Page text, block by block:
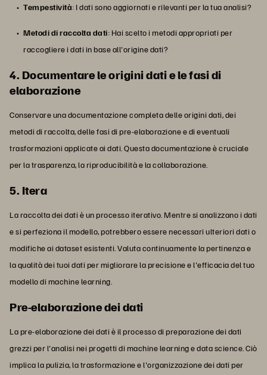
Tempestività: I dati sono aggiornati e rilevanti per la tua analisi?
Metodi di raccolta dati: Hai scelto i metodi appropriati per
raccogliere i dati in base all'origine dati?
4. Documentare le origini dati e le fasi di
elaborazione
Conservare una documentazione completa delle origini dati, dei
metodi di raccolta, delle fasi di pre-elaborazione e di eventuali
trasformazioni applicate ai dati. Questa documentazione è cruciale
per la trasparenza, la riproducibilità e la collaborazione.
5. Itera
La raccolta dei dati è un processo iterativo. Mentre si analizzano i dati
e si perfeziona il modello, potrebbero essere necessari ulteriori dati o
modifiche ai dataset esistenti. Valuta continuamente la pertinenza e
la qualità dei tuoi dati per migliorare la precisione e l'efficacia del tuo
modello di machine learning.
Pre-elaborazione dei dati
La pre-elaborazione dei dati è il processo di preparazione dei dati
grezzi per l'analisi nei progetti di machine learning e data science. Ciò
implica la pulizia, la trasformazione e l'organizzazione dei dati per